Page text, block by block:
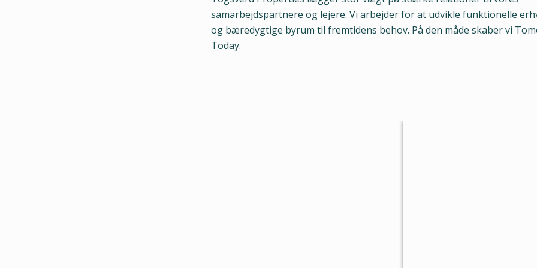
samarbejdspartnere og lejere. Vi arbejder for at udvikle funktionelle
og bæredygtige byrum til fremtidens behov. På den måde skaber vi
Today.